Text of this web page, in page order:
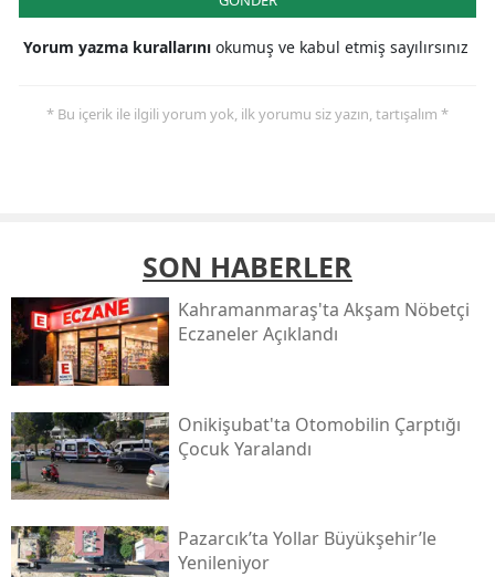
Yorum yazma kurallarını okumuş ve kabul etmiş sayılırsınız
* Bu içerik ile ilgili yorum yok, ilk yorumu siz yazın, tartışalım *
SON HABERLER
Kahramanmaraş'ta Akşam Nöbetçi
Eczaneler Açıklandı
Onikişubat'ta Otomobilin Çarptığı
Çocuk Yaralandı
Pazarcık’ta Yollar Büyükşehir’le
Yenileniyor